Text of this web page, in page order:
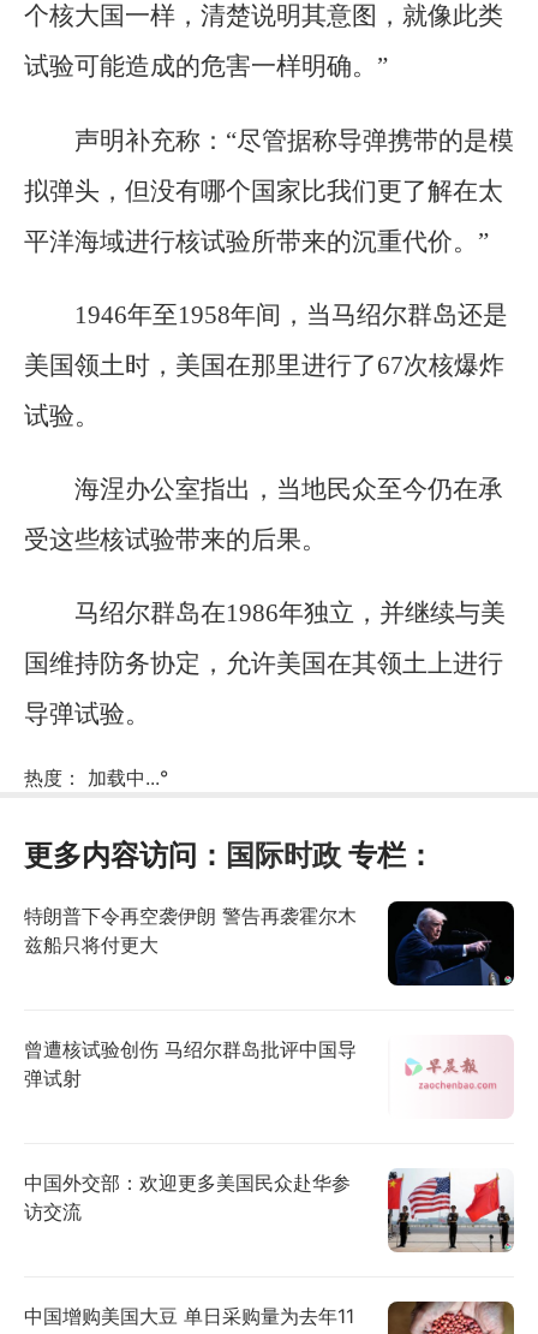
个核大国一样，清楚说明其意图，就像此类
试验可能造成的危害一样明确。”
声明补充称：“尽管据称导弹携带的是模
拟弹头，但没有哪个国家比我们更了解在太
平洋海域进行核试验所带来的沉重代价。”
1946年至1958年间，当马绍尔群岛还是
美国领土时，美国在那里进行了67次核爆炸
试验。
海涅办公室指出，当地民众至今仍在承
受这些核试验带来的后果。
马绍尔群岛在1986年独立，并继续与美
国维持防务协定，允许美国在其领土上进行
导弹试验。
热度： 加载中...°
更多内容访问： 国际时政 专栏：
特朗普下令再空袭伊朗 警告再袭霍尔木
兹船只将付更大
曾遭核试验创伤 马绍尔群岛批评中国导
弹试射
中国外交部：欢迎更多美国民众赴华参
访交流
中国增购美国大豆 单日采购量为去年11